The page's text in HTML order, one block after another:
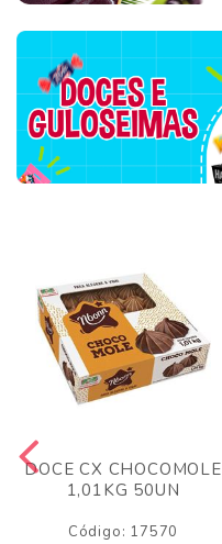
DOCE CX CHOCOMOLE
1,01KG 50UN
Código: 17570